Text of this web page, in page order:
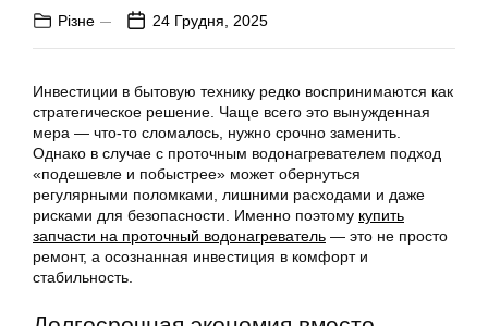
Різне 24 Грудня, 2025
Инвестиции в бытовую технику редко воспринимаются как
стратегическое решение. Чаще всего это вынужденная
мера — что-то сломалось, нужно срочно заменить.
Однако в случае с проточным водонагревателем подход
«подешевле и побыстрее» может обернуться
регулярными поломками, лишними расходами и даже
рисками для безопасности. Именно поэтому купить
запчасти на проточный водонагреватель — это не просто
ремонт, а осознанная инвестиция в комфорт и
стабильность.